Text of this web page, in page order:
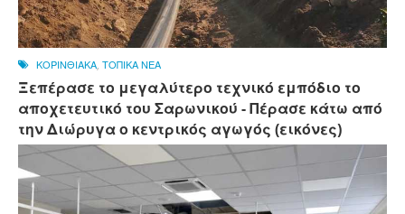
ΚΟΡΙΝΘΙΑΚΑ ΤΟΠΙΚΑ ΝΕΑ
Ξεπέρασε το μεγαλύτερο τεχνικό εμπόδιο το
αποχετευτικό του Σαρωνικού - Πέρασε κάτω από
την Διώρυγα ο κεντρικός αγωγός (εικόνες)